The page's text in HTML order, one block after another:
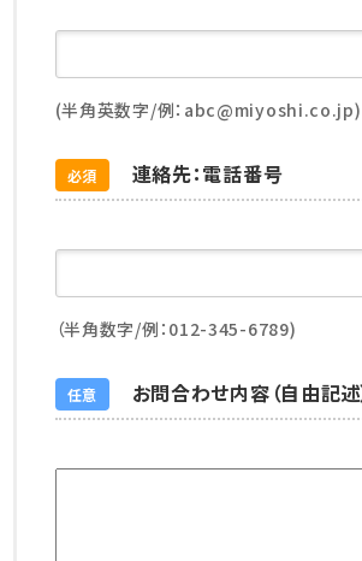
(半角英数字/例：abc@miyoshi.co.jp)
連絡先：電話番号
必須
（半角数字/例：012-345-6789)
お問合わせ内容（自由記述
任意